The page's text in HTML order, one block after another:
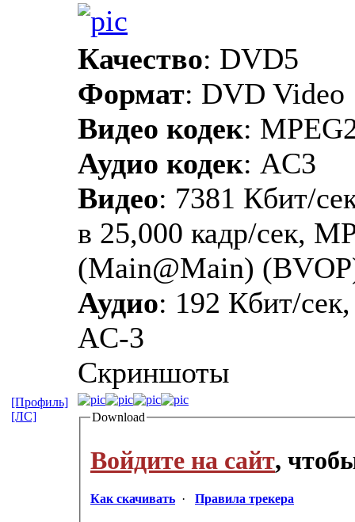
Качество: DVD5
Формат: DVD Video
Видео кодек:
Аудио кодек: AC3
Видео: 7381 Кбит/
в 25,000 кадр/сек,
(Main@Main)
Аудио: 192 Кбит/
AC-3
Скриншоты
Download
Войдите на сайт,
Как скачивать · Правила трекера
[Профиль]
[ЛС]